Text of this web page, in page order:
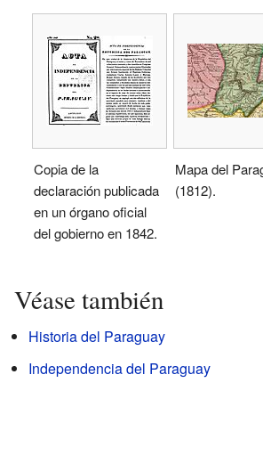
Copia de la
declaración publicada
en un órgano oficial
del gobierno en 1842.
Mapa del
(1812).
Véase también
Historia del Paraguay
Independencia del Paraguay